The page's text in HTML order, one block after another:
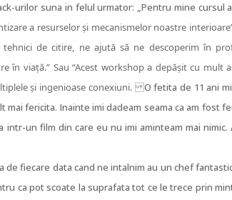
urilor suna in felul urmator: „Pentru mine cursul
a resurselor și mecanismelor noastre
de citire, ne ajută să ne descoperim în
în viață.” Sau “Acest workshop a depășit cu
și ingenioase conexiuni.O fetita de 11 ani
mai fericita. Inainte imi dadeam seama ca am fost
intr-un film din care eu nu imi aminteam mai
de fiecare data cand ne intalnim au un chef
ca pot scoate la suprafata tot ce le trece prin